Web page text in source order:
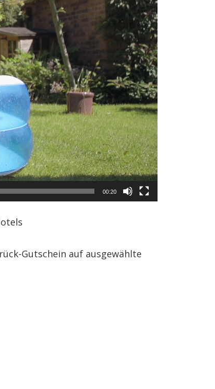
00:20
Gutschein auf ausgewählte